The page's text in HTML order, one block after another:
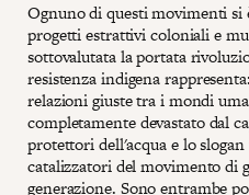
Ognuno di questi movimenti
progetti estrattivi coloniali e
sottovalutata la portata
resistenza indigena
relazioni giuste tra i mondi
completamente devastato dal
protettori dell'acqua e lo
catalizzatori del movimento di
generazione. Sono entrambe